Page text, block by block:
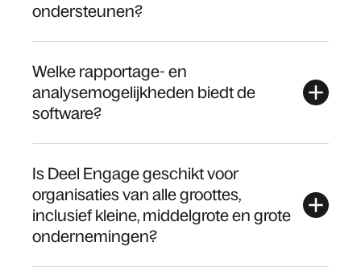
ondersteunen?
Welke rapportage- en
analysemogelijkheden biedt de
software?
Is Deel Engage geschikt voor
organisaties van alle groottes,
inclusief kleine, middelgrote en grote
ondernemingen?